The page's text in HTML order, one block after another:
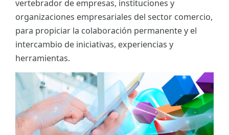
vertebrador de empresas, instituciones y
organizaciones empresariales del sector comercio,
para propiciar la colaboración permanente y el
intercambio de iniciativas, experiencias y
herramientas.